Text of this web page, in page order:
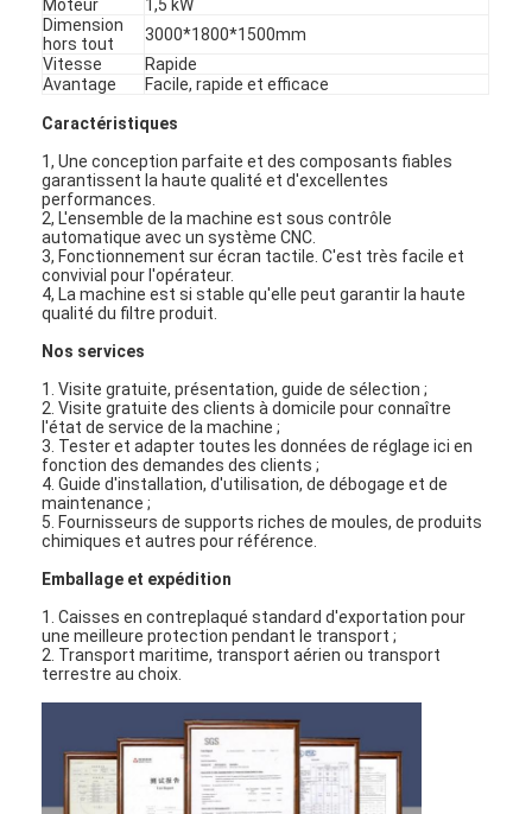
À la maison
Produits
Vidéos
À propos de nous
Visite de l'usine
Contrôle de la qualité
Moteur
1,5 kW
Dimension
hors tout
3000*1800*1500mm
Vitesse
Rapide
Avantage
Facile, rapide et efficace
Caractéristiques
1, Une conception parfaite et des composants fiables
garantissent la haute qualité et d'excellentes
performances.
2, L'ensemble de la machine est sous contrôle
automatique avec un système CNC.
3, Fonctionnement sur écran tactile. C'est très facile et
convivial pour l'opérateur.
4, La machine est si stable qu'elle peut garantir la haute
qualité du filtre produit.
Nos services
1. Visite gratuite, présentation, guide de sélection ;
2. Visite gratuite des clients à domicile pour connaître
l'état de service de la machine ;
3. Tester et adapter toutes les données de réglage ici en
fonction des demandes des clients ;
4. Guide d'installation, d'utilisation, de débogage et de
maintenance ;
5. Fournisseurs de supports riches de moules, de produits
chimiques et autres pour référence.
Emballage et expédition
1. Caisses en contreplaqué standard d'exportation pour
une meilleure protection pendant le transport ;
2. Transport maritime, transport aérien ou transport
terrestre au choix.